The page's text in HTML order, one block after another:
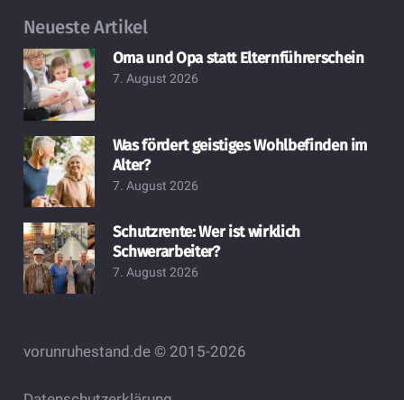
Neueste Artikel
Oma und Opa statt Elternführerschein
7. August 2026
Was fördert geistiges Wohlbefinden im
Alter?
7. August 2026
Schutzrente: Wer ist wirklich
Schwerarbeiter?
7. August 2026
vorunruhestand.de © 2015-2026